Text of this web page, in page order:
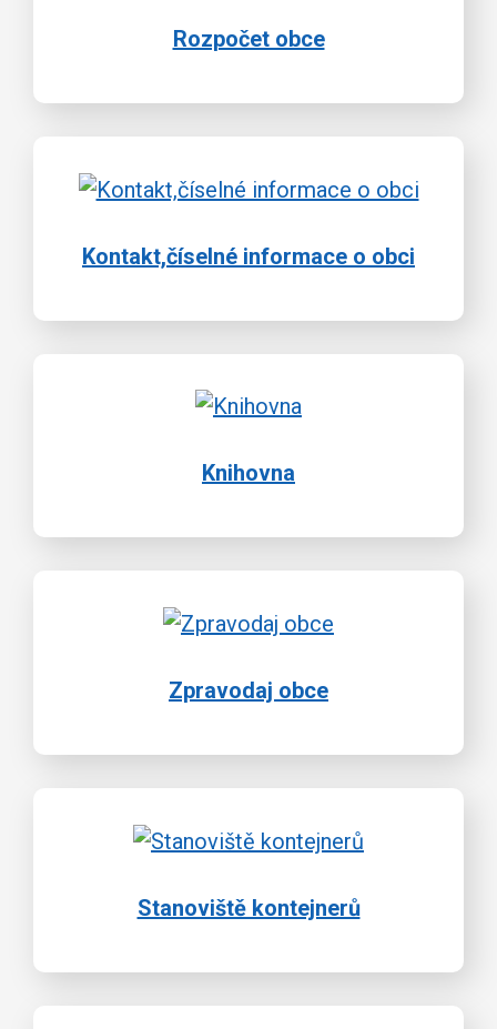
Rozpočet obce
Kontakt,číselné informace o obci
Knihovna
Zpravodaj obce
Stanoviště kontejnerů